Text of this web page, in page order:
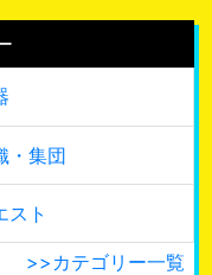
・集団
スト
>>カテゴリー一覧